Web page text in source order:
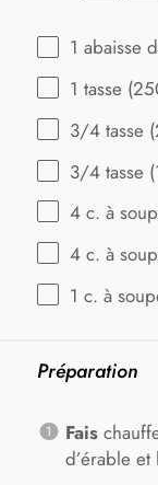
1 abaisse
1 tasse
3/4 tasse
3/4 tasse
4 c. à
4 c. à
1 c. à
Préparation
Fais
d’érable et